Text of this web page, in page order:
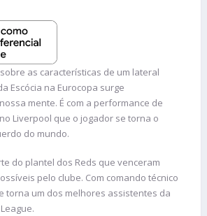
as características de um lateral
Escócia na Eurocopa surge
mente. É com a performance de
Liverpool que o jogador se torna o
do mundo.
do plantel dos Reds que venceram
pelo clube. Com comando técnico
torna um dos melhores assistentes da